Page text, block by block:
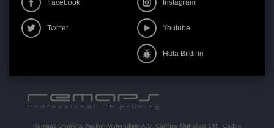
Facebook Instagram
Twitter Youtube
Hata Bildirin
Remaps Otomotiv Yazılım Mühendislik A.Ş. Çamlıca Mahallesi 145. Cadde